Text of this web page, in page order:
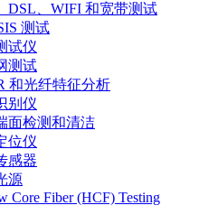
DSL、WIFI 和宽带测试
测试
试仪
测试
和光纤特征分析
别仪
面检测和清洁
位仪
感器
源
Core Fiber (HCF) Testing